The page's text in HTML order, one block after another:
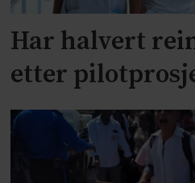
Har halvert
etter